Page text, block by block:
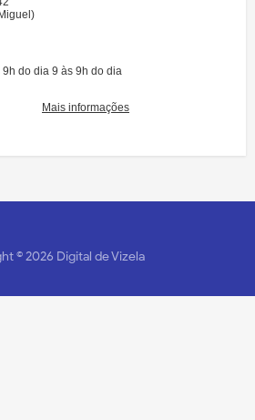
©2026 Digital de Vizela